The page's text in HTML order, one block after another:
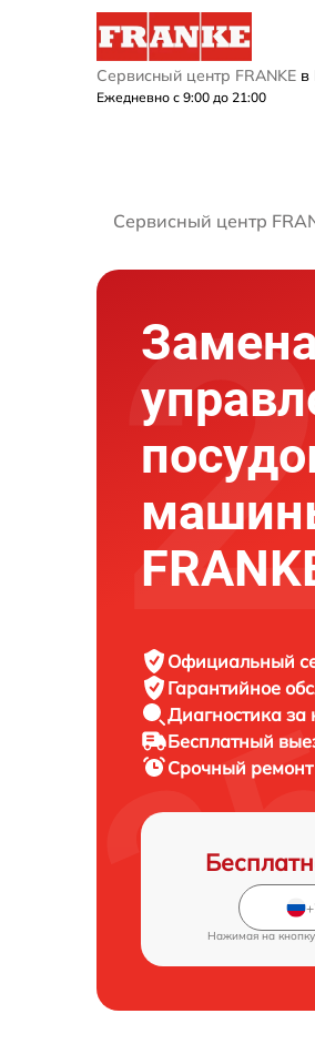
Сервисный центр FRANKE в
Ежедневно с 9:00 до 21:00
Сервисный центр
Официальный
Гарантийное
Диагностика за
Бесплатный
Срочный ремонт
Нажимая на